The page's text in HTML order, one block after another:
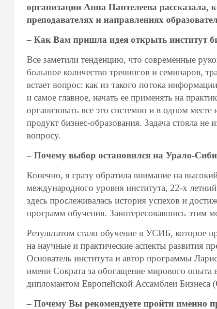
организации Анна Пантелеева
преподавателях и направлениях
– Как Вам пришла идея открыть институт
Все заметили тенденцию, что современные
большое количество тренингов и семинаров,
встает вопрос: как из такого потока
и самое главное, начать ее применять на
организовать все это системно и в одном
продукт бизнес-образования. Задача стояла
вопросу.
– Почему выбор остановился на Урало-
Конечно, я сразу обратила внимание на
международного уровня института, 22-х
здесь прослеживалась история успехов и
программ обучения. Заинтересовавшись этим
Результатом стало обучение в УСИБ, которое
на научные и практические аспекты развития
Основатель института и автор программы
имени Сократа за обогащение мирового опыта
дипломантом Европейской Ассамблеи Бизнеса
– Почему Вы рекомендуете пройти именно